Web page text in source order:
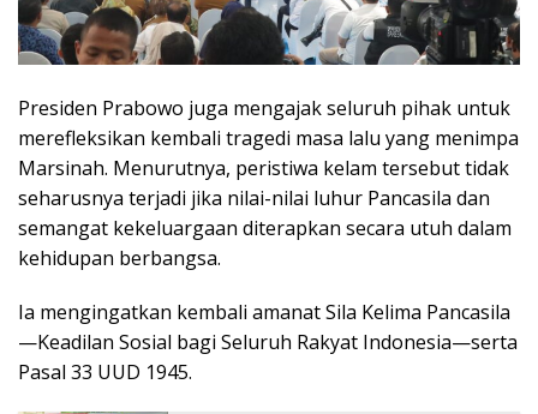
Presiden Prabowo juga mengajak seluruh pihak untuk
merefleksikan kembali tragedi masa lalu yang menimpa
Marsinah. Menurutnya, peristiwa kelam tersebut tidak
seharusnya terjadi jika nilai-nilai luhur Pancasila dan
semangat kekeluargaan diterapkan secara utuh dalam
kehidupan berbangsa.
Ia mengingatkan kembali amanat Sila Kelima Pancasila
—Keadilan Sosial bagi Seluruh Rakyat Indonesia—serta
Pasal 33 UUD 1945.